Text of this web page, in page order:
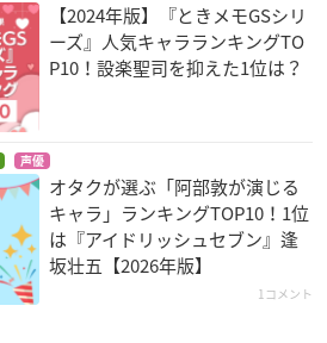
【2024年版】『ときメモGSシリ
ーズ』人気キャラランキングTO
P10！設楽聖司を抑えた1位は？
声優
オタクが選ぶ「阿部敦が演じる
キャラ」ランキングTOP10！1位
は『アイドリッシュセブン』逢
坂壮五【2026年版】
1コメント